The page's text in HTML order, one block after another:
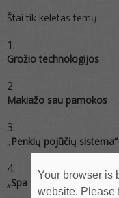
Štai tik keletas temų :
Grožio technologijos
Makiažo sau pamokos
„Penkių pojūčių sistema“
„Spa filosofija“
Your browser is
website. Please